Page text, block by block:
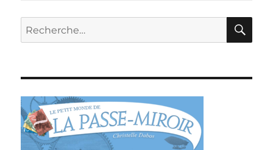
Recherche
pour :